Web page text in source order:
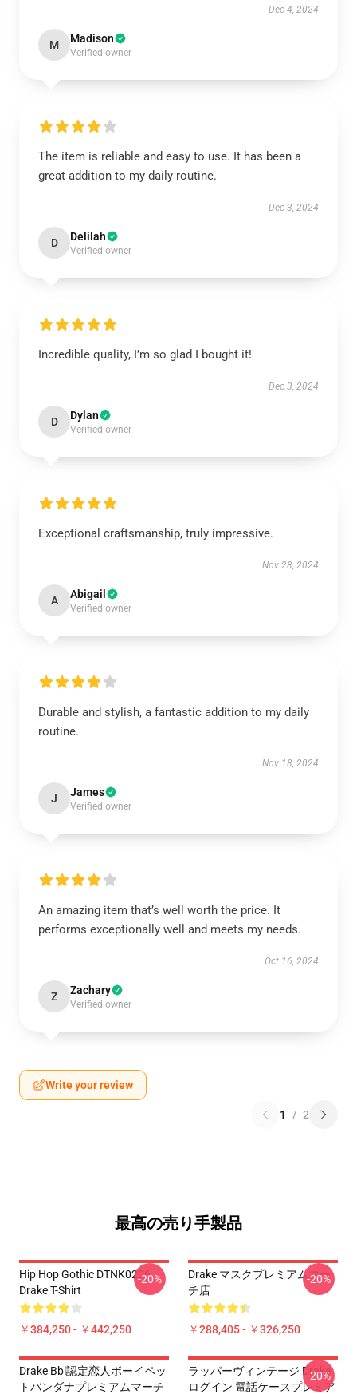
Dec 4, 2024
M Madison
Verified owner
The item is reliable and easy to use. It has been a
great addition to my daily routine.
Dec 3, 2024
D Delilah
Verified owner
Incredible quality, I’m so glad I bought it!
Dec 3, 2024
D Dylan
Verified owner
Exceptional craftsmanship, truly impressive.
Nov 28, 2024
A Abigail
Verified owner
Durable and stylish, a fantastic addition to my daily
routine.
Nov 18, 2024
J James
Verified owner
An amazing item that’s well worth the price. It
performs exceptionally well and meets my needs.
Oct 16, 2024
Z Zachary
Verified owner
Write your review
1 / 2
最高の売り手製品
Hip Hop Gothic DTNK0206
Drake T-Shirt
￥384,250 - ￥442,250
-20%
Drake マスクプレミアムマー
チ店
￥288,405 - ￥326,250
-20%
Drake Bbl認定恋人ボーイペッ
トバンダナプレミアムマーチ
ラッパーヴィンテージ Drake
ログイン 電話ケースプレミア
-20%